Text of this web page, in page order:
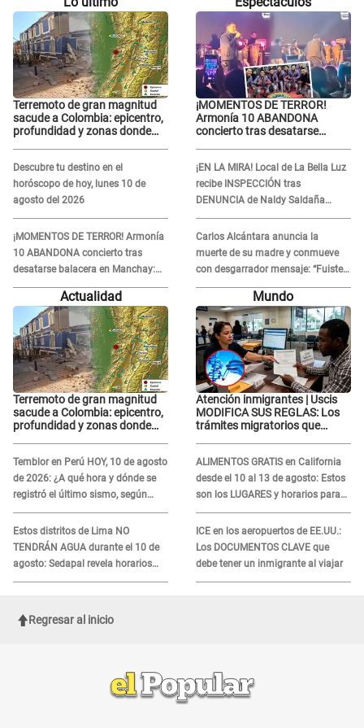
Terremoto de gran magnitud
sacude a Colombia: epicentro,
profundidad y zonas donde
Descubre tu destino en el
horóscopo de hoy, lunes 10 de
agosto del 2026
¡MOMENTOS DE TERROR! Armonía
10 ABANDONA concierto tras
desatarse balacera en Manchay:
Exponen impactantes imágenes
¡MOMENTOS DE TERROR!
Armonía 10 ABANDONA
concierto tras desatarse
imágenes
¡EN LA MIRA! Local de La Bella Luz
recibe INSPECCIÓN tras
DENUNCIA de Naldy Saldaña
contra el exdirector César Sánchez
Carlos Alcántara anuncia la
muerte de su madre y conmueve
con desgarrador mensaje: “Fuiste
una gran mujer”
Actualidad
Terremoto de gran magnitud
sacude a Colombia: epicentro,
profundidad y zonas donde
Temblor en Perú HOY, 10 de agosto
de 2026: ¿A qué hora y dónde se
registró el último sismo, según
IGP?
Estos distritos de Lima NO
TENDRÁN AGUA durante el 10 de
agosto: Sedapal revela horarios
oficiales
Mundo
Atención inmigrantes | Uscis
MODIFICA SUS REGLAS: Los
trámites migratorios que
ALIMENTOS GRATIS en California
desde el 10 al 13 de agosto: Estos
son los LUGARES y horarios para
recibir la ayuda
ICE en los aeropuertos de EE.UU.:
Los DOCUMENTOS CLAVE que
debe tener un inmigrante al viajar
Regresar al inicio